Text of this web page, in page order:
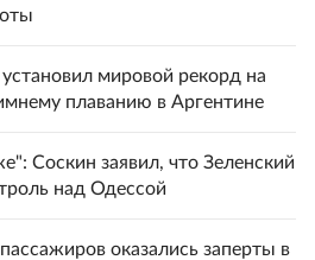
мировой рекорд на
плаванию в Аргентине
Соскин заявил, что Зеленский
над Одессой
оказались заперты в